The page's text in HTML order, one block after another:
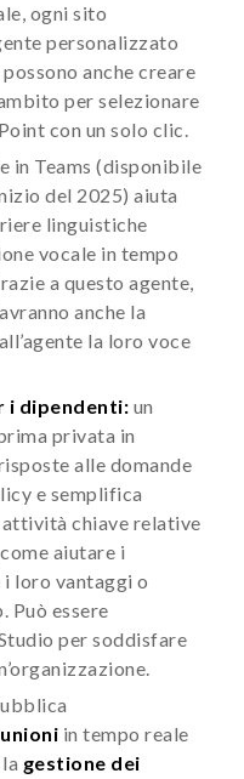
ogni sito
personalizzato
anche creare
per selezionare
con un solo clic.
in Teams (disponibile
del 2025) aiuta
linguistiche
vocale in tempo
a questo agente,
anche la
la loro voce
i dipendenti: un
privata in
alle domande
e semplifica
attività chiave relative
aiutare i
loro vantaggi o
Può essere
per soddisfare
in tempo reale
gestione dei